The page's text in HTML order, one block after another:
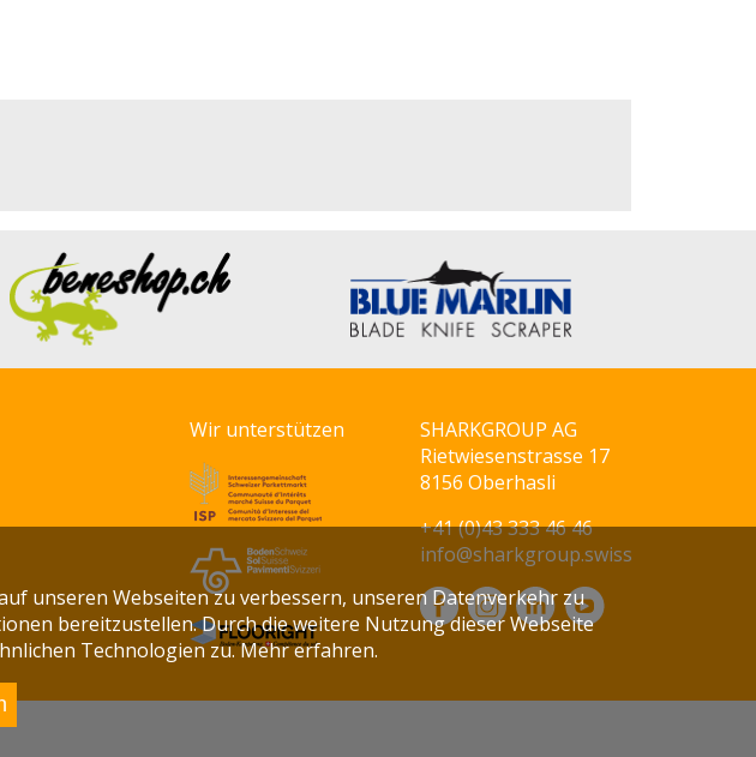
Wir unterstützen
SHARKGROUP AG
Rietwiesenstrasse 17
8156 Oberhasli
+41 (0)43 333 46 46
info@sharkgroup.swiss
unseren Webseiten zu verbessern, unseren Datenverkehr zu
bereitzustellen. Durch die weitere Nutzung dieser Webseite
Technologien zu.Mehr erfahren.